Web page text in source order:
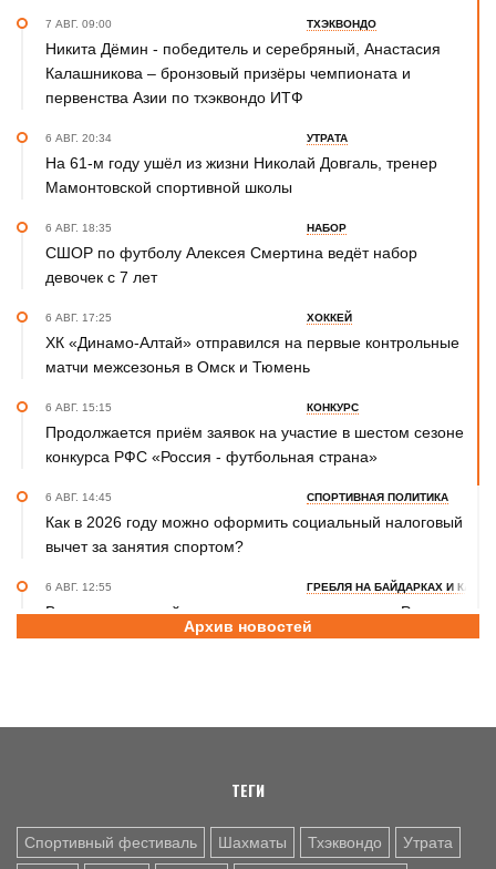
7 АВГ. 09:00 ТХЭКВОНДО
Никита Дёмин - победитель и серебряный, Анастасия
Калашникова – бронзовый призёры чемпионата и
первенства Азии по тхэквондо ИТФ
6 АВГ. 20:34 УТРАТА
На 61-м году ушёл из жизни Николай Довгаль, тренер
Мамонтовской спортивной школы
6 АВГ. 18:35 НАБОР
СШОР по футболу Алексея Смертина ведёт набор
девочек с 7 лет
6 АВГ. 17:25 ХОККЕЙ
ХК «Динамо-Алтай» отправился на первые контрольные
матчи межсезонья в Омск и Тюмень
6 АВГ. 15:15 КОНКУРС
Продолжается приём заявок на участие в шестом сезоне
конкурса РФС «Россия - футбольная страна»
6 АВГ. 14:45 СПОРТИВНАЯ ПОЛИТИКА
Как в 2026 году можно оформить социальный налоговый
вычет за занятия спортом?
6 АВГ. 12:55 ГРЕБЛЯ НА БАЙДАРКАХ И КАНОЭ
В заключительный день юниорского первенства России
на счету алтайских гребцов три медали
летняя. Поспелиха, 2014 год. Часть первая
Архив новостей
ТЕГИ
Спортивный фестиваль Шахматы Тхэквондо Утрата